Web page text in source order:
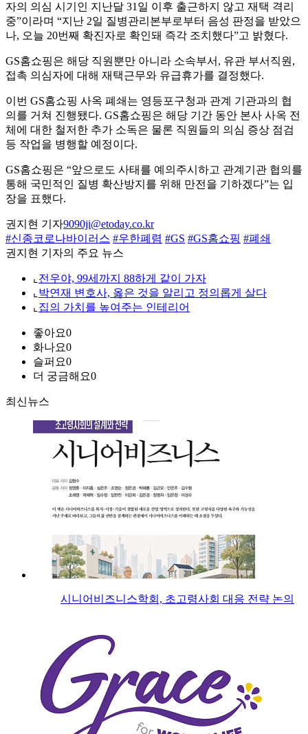
자의 의심 시기인 지난달 31일 이후 출근하지 않고 재택 격리
중”이라며 “지난 2일 질병관리본부로부터 음성 판정을 받았으
나, 오늘 20번째 확진자로 확인돼 즉각 조치했다”고 밝혔다.
GS홈쇼핑은 해당 직원뿐만 아니라 소속부서, 유관 부서직원,
접촉 의심자에 대해 재택근무와 유급휴가를 결정했다.
이번 GS홈쇼핑 사옥 폐쇄는 영등포구청과 관계 기관과의 협
의를 거쳐 진행됐다. GS홈쇼핑은 해당 기간 동안 본사 사옥 전
체에 대한 철저한 추가 소독은 물론 직원들의 의심 증상 점검
등 작업을 병행할 예정이다.
GS홈쇼핑은 “앞으로도 사태를 예의주시하고 관계기관 협의를
통해 국민적인 질병 확산방지를 위해 만전을 기하겠다”는 입
장을 표했다.
권지현 기자9090ji@etoday.co.kr
#신종코로나바이러스 #우한폐렴 #GS #GS홈쇼핑 #폐쇄
권지현 기자의 주요 뉴스
⌞ 전우야, 99세까지 88하게 같이 가자
⌞ 박연재 변호사, 옳은 것을 알리고 정의롭게 살다
⌞ 집의 가치를 높여주는 인테리어
좋아요0
화나요0
슬퍼요0
더 궁금해요0
최신뉴스
시니어비즈니스학회, 초고령사회 대응 전략 논의